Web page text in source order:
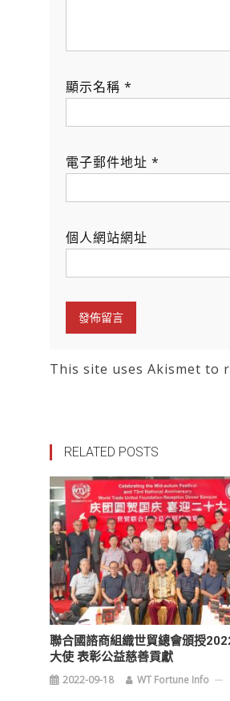
顯示名稱 *
電子郵件地址 *
個人網站網址
This site uses Akismet to
RELATED POSTS
聯合國諮商組織世貿總會頒授
大使 表彰公益慈善貢獻
2022-09-18 WT Fortune Info